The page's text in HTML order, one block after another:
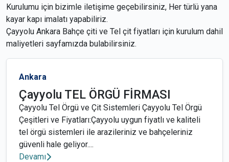
Kurulumu için bizimle iletişime geçebilirsiniz, Her türlü yana
kayar kapı imalatı yapabiliriz.
Çayyolu Ankara Bahçe çiti ve Tel çit fiyatları için kurulum dahil
maliyetleri sayfamızda bulabilirsiniz.
Ankara
Çayyolu TEL ÖRGÜ FİRMASI
Çayyolu Tel Örgü ve Çit Sistemleri Çayyolu Tel Örgü
Çeşitleri ve Fiyatları:Çayyolu uygun fiyatlı ve kaliteli
tel örgü sistemleri ile arazileriniz ve bahçeleriniz
güvenli hale geliyor....
Devamı